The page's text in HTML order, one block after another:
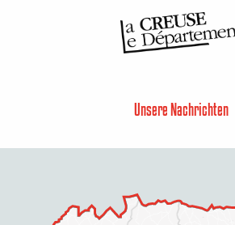
Unsere Nachrichten